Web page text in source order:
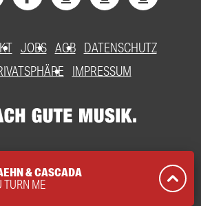
JOBS AGB DATENSCHUTZ
IMPRESSUM
& CASCADA
TURN ME